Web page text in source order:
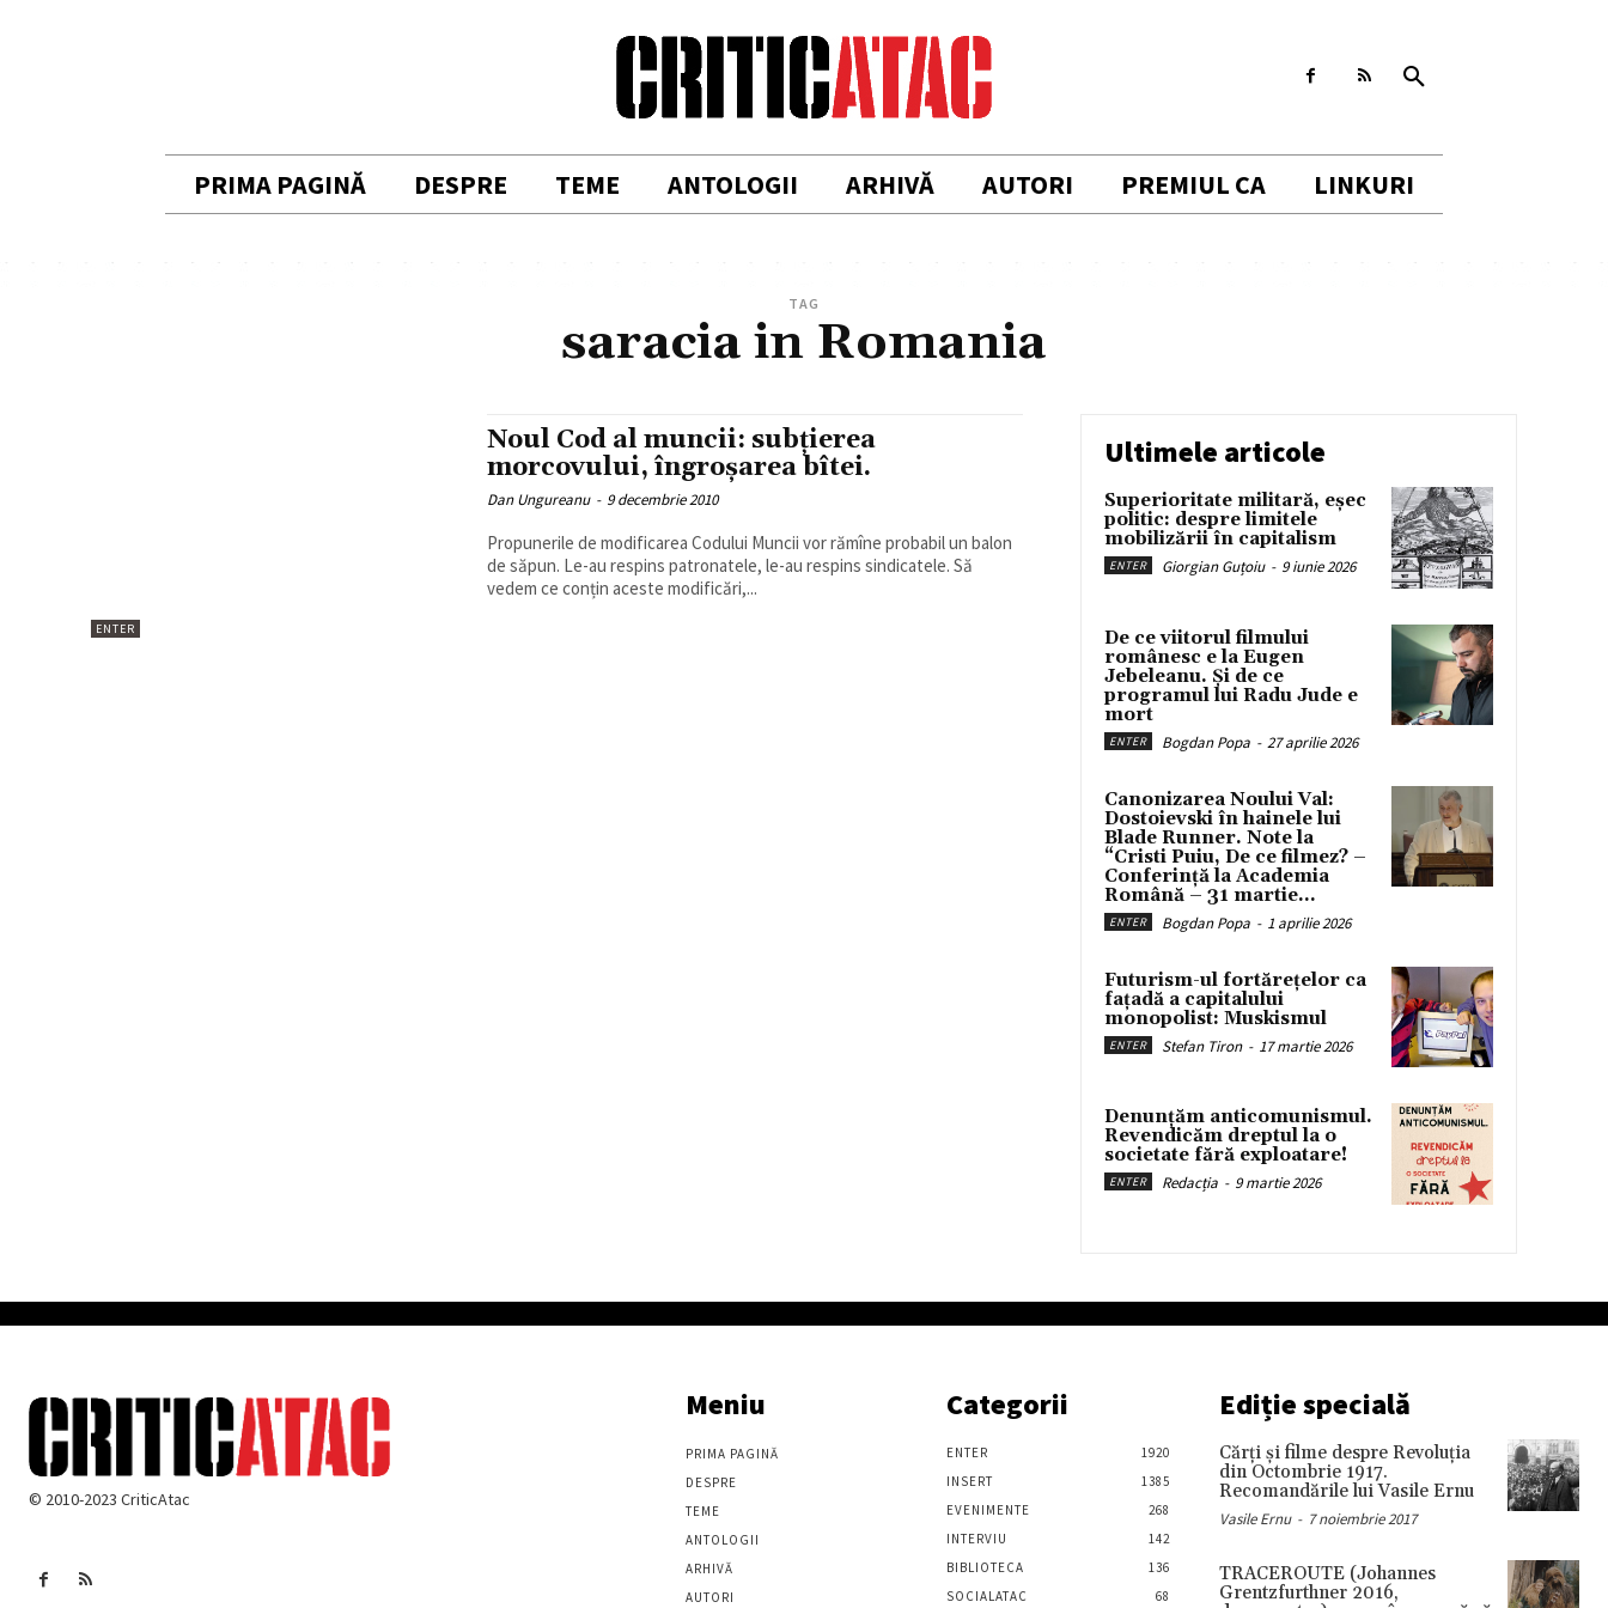
PRIMA PAGINĂ DESPRE TEME ANTOLOGII ARHIVĂ AUTORI PREMIUL CA LINKURI
TAG
saracia in Romania
ENTER
Noul Cod al muncii: subțierea
morcovului, îngroșarea bîtei.
Dan Ungureanu - 9 decembrie 2010
Propunerile de modificarea Codului Muncii vor rămîne probabil un balon
de săpun. Le-au respins patronatele, le-au respins sindicatele. Să
vedem ce conțin aceste modificări,...
Ultimele articole
Superioritate militară, eșec
politic: despre limitele
mobilizării în capitalism
ENTER Giorgian Guțoiu - 9 iunie 2026
De ce viitorul filmului
românesc e la Eugen
Jebeleanu. Și de ce
programul lui Radu Jude e
mort
ENTER Bogdan Popa - 27 aprilie 2026
Canonizarea Noului Val:
Dostoievski în hainele lui
Blade Runner. Note la
“Cristi Puiu, De ce filmez? –
Conferință la Academia
Română – 31 martie...
ENTER Bogdan Popa - 1 aprilie 2026
Futurism-ul fortărețelor ca
fațadă a capitalului
monopolist: Muskismul
ENTER Stefan Tiron - 17 martie 2026
Denunțăm anticomunismul.
Revendicăm dreptul la o
societate fără exploatare!
ENTER Redacția - 9 martie 2026
© 2010-2023 CriticAtac
Meniu
PRIMA PAGINĂ
DESPRE
TEME
ANTOLOGII
ARHIVĂ
AUTORI
Categorii
ENTER
1920
INSERT
1385
EVENIMENTE
268
INTERVIU
142
BIBLIOTECA
136
SOCIALATAC
68
Ediție specială
Cărţi şi filme despre Revoluţia
din Octombrie 1917.
Recomandările lui Vasile Ernu
Vasile Ernu - 7 noiembrie 2017
TRACEROUTE (Johannes
Grentzfurthner 2016,